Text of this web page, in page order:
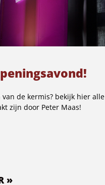
de kermis? bekijk hier alle
zijn door Peter Maas!
»